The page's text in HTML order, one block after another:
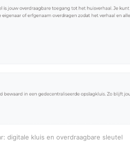
digitale kluis en overdraagbare sleutel